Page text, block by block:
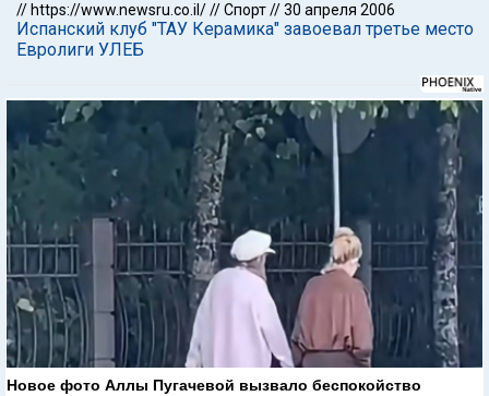
// https://www.newsru.co.il///Спорт//30 апреля 2006
Испанский клуб "ТАУ Керамика" завоевал третье место
Евролиги УЛЕБ
Новое фото Аллы Пугачевой вызвало беспокойство